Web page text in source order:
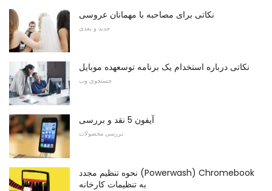
نکاتی برای مصاحبه با مهمانان عروسی
جدید و بعدی
نکاتی درباره استخدام یک برنامه توسعهده موبایل
جستجوی وب
آیفون 5 نقد و بررسی
بررسی محصولات
نحوه تنظیم مجدد (Powerwash) Chromebook
به تنظیمات کارخانه